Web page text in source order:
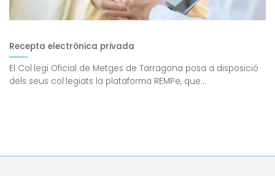
Recepta electrònica privada
El Col·legi Oficial de Metges de Tarragona posa a disposició
dels seus col·legiats la plataforma REMPe, que...